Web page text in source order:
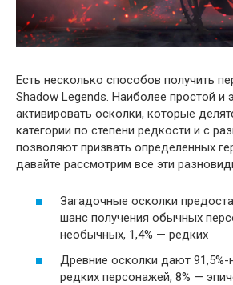
Есть несколько способов получить
Shadow Legends. Наиболее простой
активировать осколки, которые
категории по степени редкости и с
позволяют призвать определенных
давайте рассмотрим все эти
Загадочные осколки
шанс получения обычных
необычных, 1,4% — редких
Древние осколки дают
редких персонажей, 8% —